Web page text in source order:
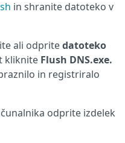
in shranite datoteko v
ali odpritedatoteko
kliknite Flush DNS.exe.
in registriralo
odprite izdelek